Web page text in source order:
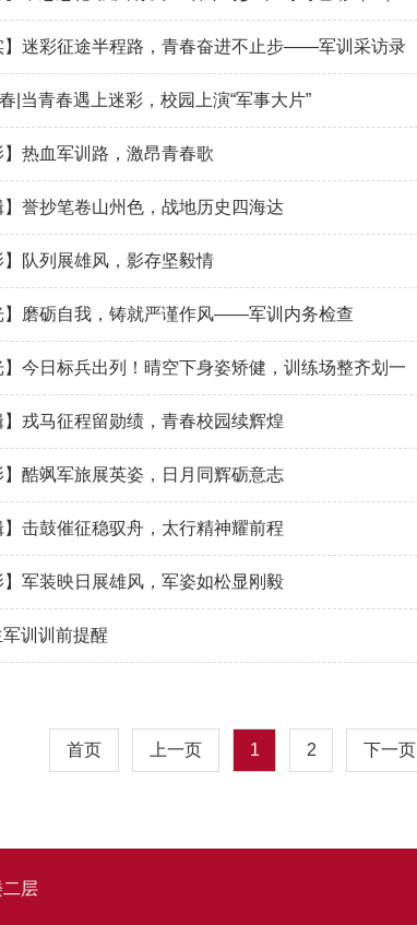
】迷彩征途半程路，青春奋进不止步——军训采访录
|当青春遇上迷彩，校园上演“军事大片”
】热血军训路，激昂青春歌
】誉抄笔卷山州色，战地历史四海达
】队列展雄风，影存坚毅情
】磨砺自我，铸就严谨作风——军训内务检查
】今日标兵出列！晴空下身姿矫健，训练场整齐划一
】戎马征程留勋绩，青春校园续辉煌
】酷飒军旅展英姿，日月同辉砺意志
】击鼓催征稳驭舟，太行精神耀前程
】军装映日展雄风，军姿如松显刚毅
训训前提醒
首页 上一页 1 2 下一页
层